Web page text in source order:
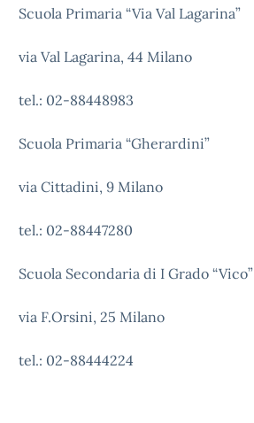
Scuola Primaria “Via Val Lagarina”
via Val Lagarina, 44 Milano
tel.: 02-88448983
Scuola Primaria “Gherardini”
via Cittadini, 9 Milano
tel.: 02-88447280
Scuola Secondaria di I Grado “Vico”
via F.Orsini, 25 Milano
tel.: 02-88444224